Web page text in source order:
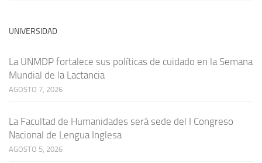
UNIVERSIDAD
La UNMDP fortalece sus políticas de cuidado en la Semana
Mundial de la Lactancia
AGOSTO 7, 2026
La Facultad de Humanidades será sede del I Congreso
Nacional de Lengua Inglesa
AGOSTO 5, 2026